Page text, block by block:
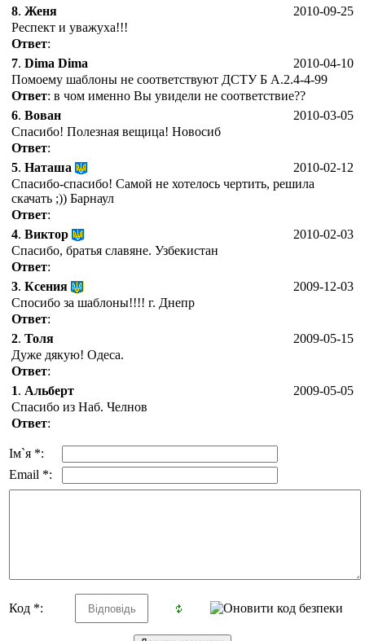
2010-09-25
8. Женя
Респект и уважуха!!!
Ответ:
2010-04-10
7. Dima Dima
Помоему шаблоны не соответствуют ДСТУ Б А.2.4-4-99
Ответ: в чом именно Вы увидели не соответствие??
2010-03-05
6. Вован
Спасибо! Полезная вещица! Новосиб
Ответ:
2010-02-12
5. Наташа
Спасибо-спасибо! Самой не хотелось чертить, решила
скачать ;)) Барнаул
Ответ:
2010-02-03
4. Виктор
Спасибо, братья славяне. Узбекистан
Ответ:
2009-12-03
3. Ксения
Спосибо за шаблоны!!!! г. Днепр
Ответ:
2009-05-15
2. Толя
Дуже дякую! Одеса.
Ответ:
2009-05-05
1. Альберт
Спасибо из Наб. Челнов
Ответ:
Ім`я *:
Email *:
Код *: